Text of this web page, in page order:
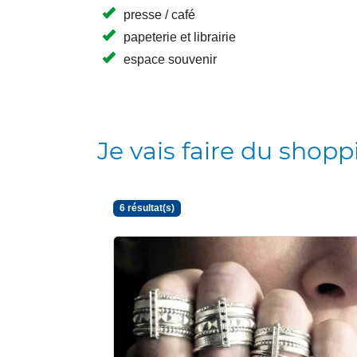
presse / café
papeterie et librairie
espace souvenir
Je vais faire du
6 résultat(s)